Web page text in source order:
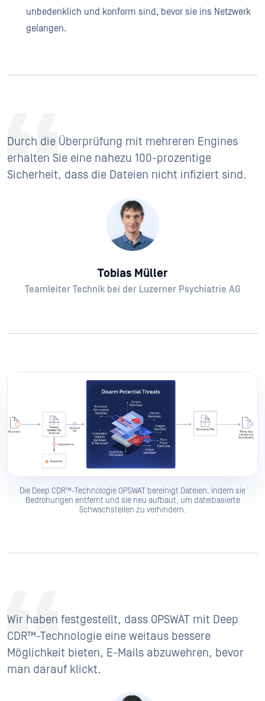
unbedenklich und konform sind, bevor sie ins Netzwerk
gelangen.
Durch die Überprüfung mit mehreren Engines
erhalten Sie eine nahezu 100-prozentige
Sicherheit, dass die Dateien nicht infiziert sind.
Tobias Müller
Teamleiter Technik bei der Luzerner Psychiatrie AG
Die Deep CDR™-Technologie OPSWAT bereinigt Dateien, indem sie
Bedrohungen entfernt und sie neu aufbaut, um dateibasierte
Schwachstellen zu verhindern.
Wir haben festgestellt, dass OPSWAT mit Deep
CDR™-Technologie eine weitaus bessere
Möglichkeit bieten, E-Mails abzuwehren, bevor
man darauf klickt.